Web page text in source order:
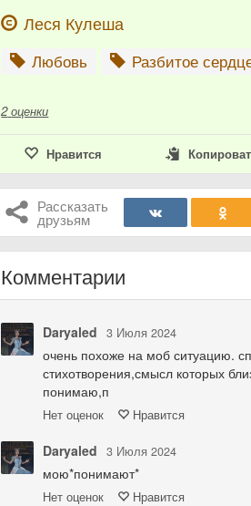
Леся Кулеша
Любовь Разбитое
2 оценки
Нравится
Рассказать
друзьям
Комментарии
Daryaled 3 Июля 2024
очень похоже на моб ситуацию.
стихотворения,смысл которых
понимаю,п
Нет оценок Нравится
Daryaled 3 Июля 2024
мою*понимают*
Нет оценок Нравится